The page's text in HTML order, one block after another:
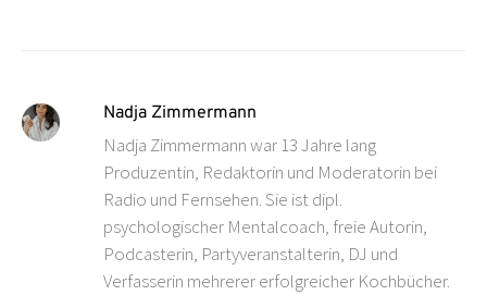
Nadja Zimmermann
Nadja Zimmermann war 13 Jahre lang
Produzentin, Redaktorin und Moderatorin bei
Radio und Fernsehen. Sie ist dipl.
psychologischer Mentalcoach, freie Autorin,
Podcasterin, Partyveranstalterin, DJ und
Verfasserin mehrerer erfolgreicher Kochbücher.